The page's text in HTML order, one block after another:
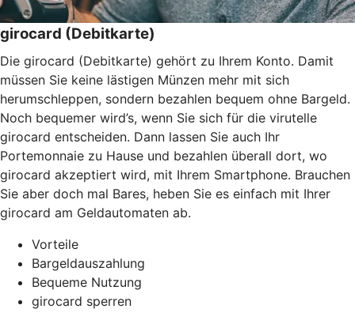
girocard (Debitkarte)
Die girocard (Debitkarte) gehört zu Ihrem Konto. Damit
müssen Sie keine lästigen Münzen mehr mit sich
herumschleppen, sondern bezahlen bequem ohne Bargeld.
Noch bequemer wird’s, wenn Sie sich für die virutelle
girocard entscheiden. Dann lassen Sie auch Ihr
Portemonnaie zu Hause und bezahlen überall dort, wo
girocard akzeptiert wird, mit Ihrem Smartphone. Brauchen
Sie aber doch mal Bares, heben Sie es einfach mit Ihrer
girocard am Geldautomaten ab.
Vorteile
Bargeldauszahlung
Bequeme Nutzung
girocard sperren